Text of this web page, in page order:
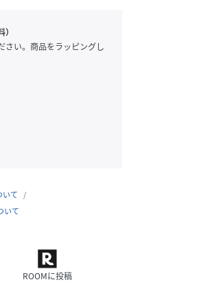
さい。商品をラッピングし
いて
いて
ROOMに投稿